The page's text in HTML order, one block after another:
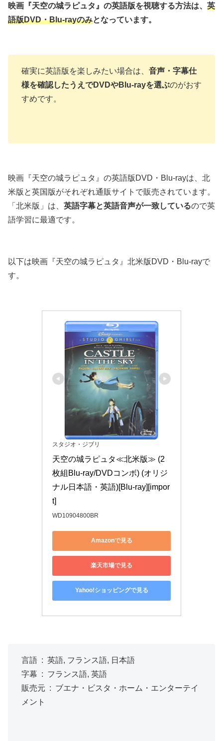
映画『天空の城ラピュタ』の英語版を視聴する方法は、 英
語版DVD・Blu-rayのみとなっています。
確実に英語版を楽しみたい場合は、 音声・字幕仕
様を確認したうえでDVDやBlu-rayを選ぶのがおす
すめです。
映画『天空の城ラピュタ』の英語版DVD・Blu-rayは、北
米版と英国版がそれぞれ通販サイトで販売されています。
「北米版」は、 英語字幕と英語音声が一致しているので英
語学習に最適です。
以下は映画『天空の城ラピュタ』北米版DVD・Blu-rayで
す。
スタジオ・ジブリ
天空の城ラピュタ≪北米版≫ (2
枚組Blu-ray/DVDコンボ) (オリジ
ナル日本語・英語)[Blu-ray][impor
t]
WD10904800BR
Amazonで見る
楽天市場で見る
Yahoo!ショッピングで見る
言語 ‏ : ‎ 英語, フランス語, 日本語
字幕 ‏ : ‎ フランス語, 英語
販売元 ‏ : ‎ ブエナ・ビスタ・ホーム・エンターテイ
メント